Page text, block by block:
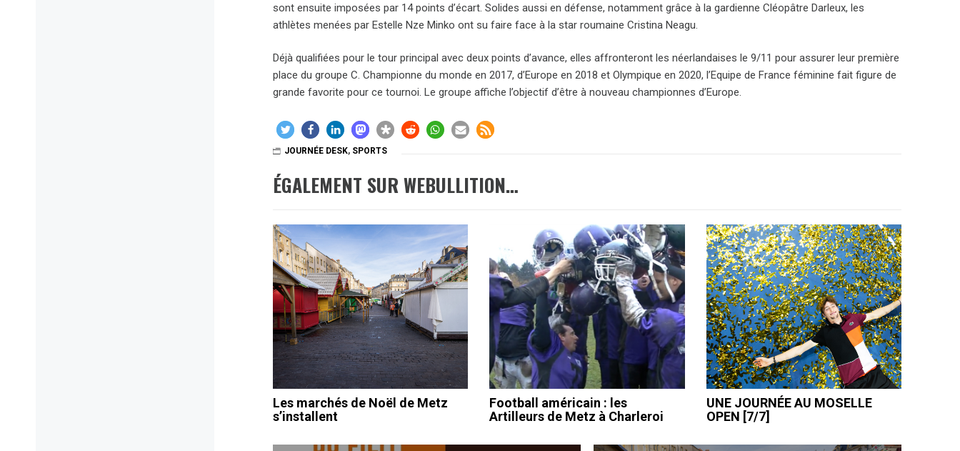
sont ensuite imposées par 14 points d’écart. Solides aussi en défense, notamment grâce à la gardienne Cléopâtre Darleux, les
athlètes menées par Estelle Nze Minko ont su faire face à la star roumaine Cristina Neagu.
Déjà qualifiées pour le tour principal avec deux points d’avance, elles affronteront les néerlandaises le 9/11 pour assurer leur première
place du groupe C. Championne du monde en 2017, d’Europe en 2018 et Olympique en 2020, l’Equipe de France féminine fait figure de
grande favorite pour ce tournoi. Le groupe affiche l’objectif d’être à nouveau championnes d’Europe.
JOURNÉE DESK, SPORTS
ÉGALEMENT SUR WEBULLITION…
Les marchés de Noël de Metz
s’installent
Football américain : les
Artilleurs de Metz à Charleroi
UNE JOURNÉE AU MOSELLE
OPEN [7/7]